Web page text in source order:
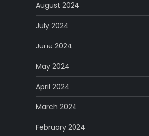
August 2024
July 2024
June 2024
May 2024
April 2024
March 2024
February 2024